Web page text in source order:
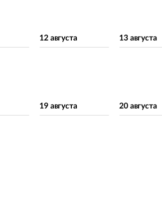
12 августа 13 августа
19 августа 20 августа